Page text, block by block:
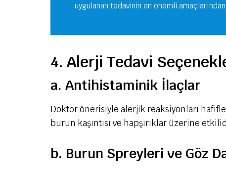
uygulanan tedavinin en önemli
4. Alerji Tedavi
a. Antihistaminik İlaçlar
Doktor önerisiyle alerjik reaksiyonları
burun kaşıntısı ve hapşırıklar üzerine
b. Burun Spreyleri ve Göz